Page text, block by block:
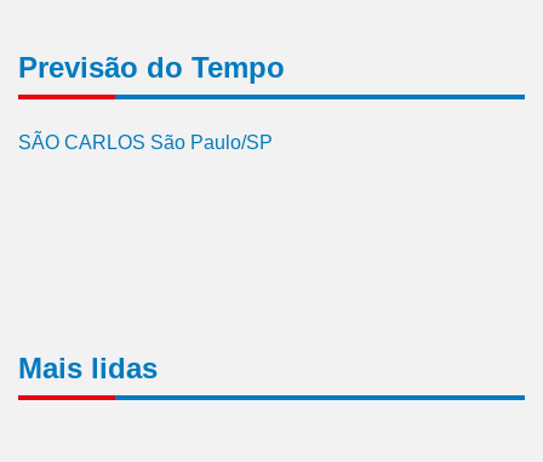
Previsão do Tempo
SÃO CARLOS São Paulo/SP
Mais lidas